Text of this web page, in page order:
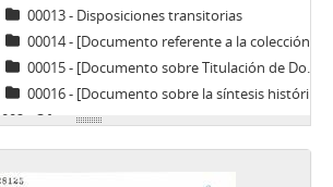
00013 - Disposiciones transitorias
00014 - [Documento referente a la colección de versiones taquigráficas de las sesiones del Consejo de Estado]
00015 - [Documento sobre Titulación de Dominio en Áreas Urbanas y Rurales (1971–1984)]
00016 - [Documento sobre la síntesis histórica del desarrollo agrícola en Chile]
002 - Oficio
003 - Memorádum
004 - Acta